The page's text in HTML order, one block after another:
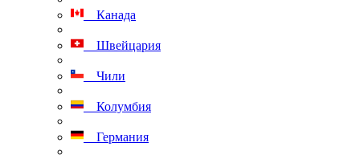
Канада
Швейцария
Чили
Колумбия
Германия